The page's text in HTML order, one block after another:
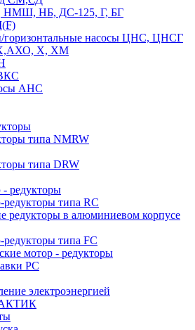
НМШ, НБ, ДС-125, Г, БГ
горизонтальные насосы ЦНС, ЦНСГ
Х, ХМ
АНС
типа NMRW
типа DRW
редукторы
типа RC
редукторы в алюминиевом корпусе
типа FC
мотор - редукторы
PC
электроэнергией